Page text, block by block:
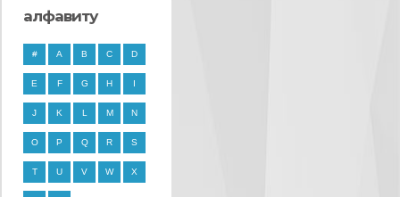
алфавиту
# A B C D
E F G H I
J K L M N
O P Q R S
T U V W X